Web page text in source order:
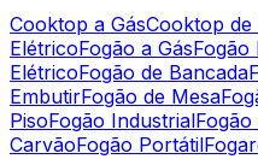
Cooktop a GásCooktop de
ElétricoFogão a GásFogão
ElétricoFogão de Bancada
EmbutirFogão de Mesa
PisoFogão Industrial
CarvãoFogão Portátil